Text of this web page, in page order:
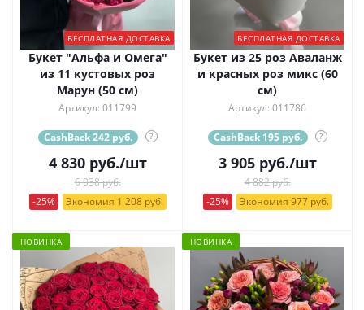
БЕСПЛАТНАЯ ДОСТАВКА
Букет "Альфа и Омега"
из 11 кустовых роз
Марун (50 см)
Артикул: 011799
CashBack 242 руб. ?
4 830руб./шт
6 038 руб.
-25%
Экономия 1 208 руб.
БЕСПЛАТНАЯ ДОСТАВКА
Букет из 25 роз Аваланж
и красных роз микс (60
см)
Артикул: 011786
CashBack 195 руб. ?
3 905руб./шт
4 882 руб.
-25%
Экономия 977 руб.
НОВИНКА НОВИНКА